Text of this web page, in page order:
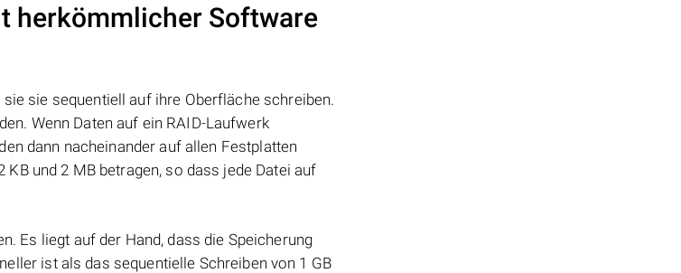
herkömmlicher Software
sie sequentiell auf ihre Oberfläche schreiben.
Wenn Daten auf ein RAID-Laufwerk
dann nacheinander auf allen Festplatten
und 2 MB betragen, so dass jede Datei auf
Es liegt auf der Hand, dass die Speicherung
ist als das sequentielle Schreiben von 1 GB